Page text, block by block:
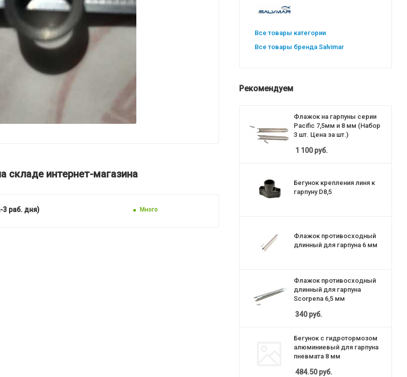
складе интернет-магазина
3 раб. дня) Много
Все товары категории
Все товары бренда Salvimar
Рекомендуем
Флажок на гарпуны серии
Pacific 7,5мм и 8 мм (Набор
3 шт. Цена за шт.)
1 100руб.
Бегунок крепления линя к
гарпуну D8,5
Флажок противосходный
длинный для гарпуна 6 мм
Флажок противосходный
длинный для гарпуна
Scorpena 6,5 мм
340руб.
Бегунок с гидротормозом
алюминиевый для гарпуна
пневмата 8 мм
484.50руб.